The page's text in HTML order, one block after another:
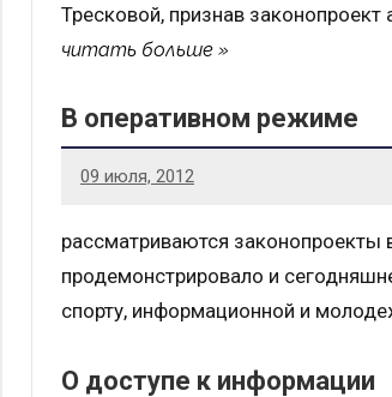
Тресковой, признав
читать больше
В оперативном режиме
09 июля, 2012
рассматриваются законопроекты
продемонстрировало и
спорту, информационной и
О доступе к информации